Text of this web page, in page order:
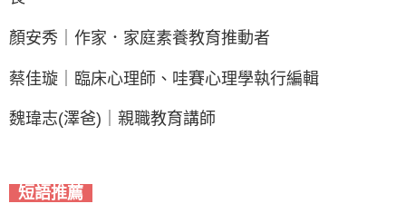
顏安秀｜作家．家庭素養教育推動者
蔡佳璇｜臨床心理師、哇賽心理學執行編輯
魏瑋志(澤爸)｜親職教育講師
短語推薦